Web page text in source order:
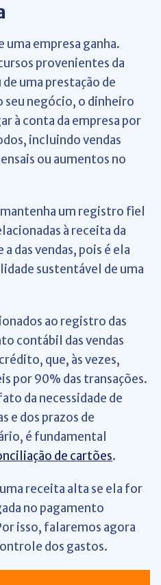
uma empresa ganha.
provenientes da
uma prestação de
seu negócio, o dinheiro
à conta da empresa por
incluindo vendas
ou aumentos no
um registro fiel
à receita da
das vendas, pois é ela
sustentável de uma
ao registro das
contábil das vendas
que, às vezes,
por 90% das transações.
da necessidade de
e dos prazos de
é fundamental
de cartões.
receita alta se ela for
no pagamento
isso, falaremos agora
dos gastos.